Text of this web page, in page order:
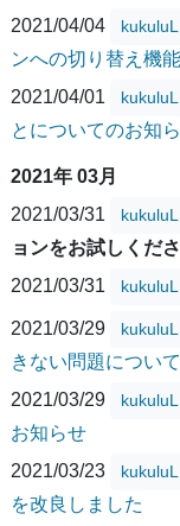
2021/04/04
ンへの切り替え機
2021/04/01
とについてのお知
2021年 03月
2021/03/31
ョンをお試しくだ
2021/03/31
2021/03/29
きない問題につい
2021/03/29
お知らせ
2021/03/23
を改良しました